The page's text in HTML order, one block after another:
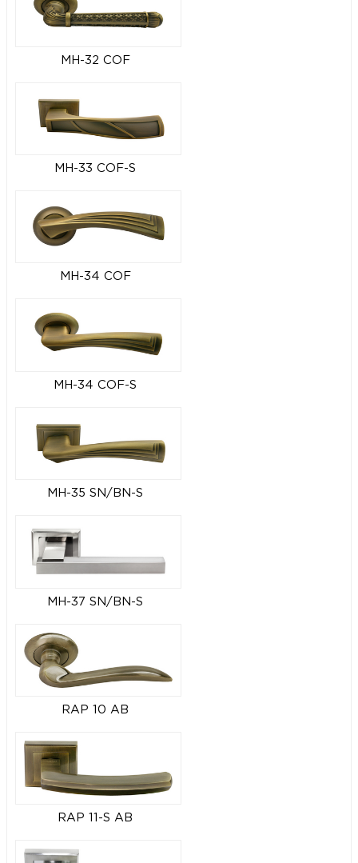
MH-32 COF
MH-33 COF-S
MH-34 COF
MH-34 COF-S
MH-35 SN/BN-S
MH-37 SN/BN-S
RAP 10 AB
RAP 11-S AB